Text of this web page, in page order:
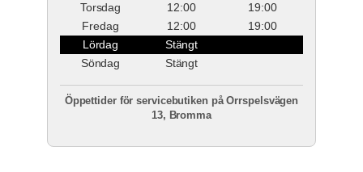
Torsdag
12:00
19:00
Fredag
12:00
19:00
Lördag
Stängt
Söndag
Stängt
Öppettider för servicebutiken på Orrspelsvägen
13, Bromma